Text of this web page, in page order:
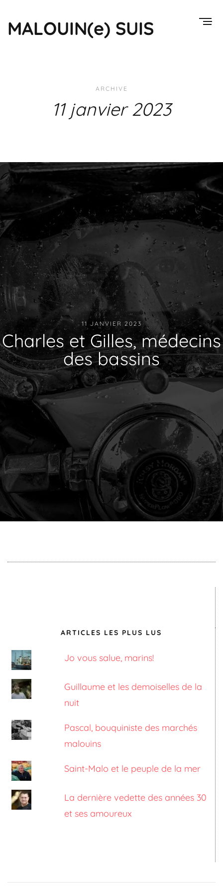
MALOUIN(e) SUIS
ARCHIVE
11 janvier 2023
11 JANVIER 2023
Charles et Gilles, médecins
des bassins
ARTICLES LES PLUS LUS
Jo vous salue, marins!
Guillaume et les demoiselles de la
nuit
Pascal, bouquiniste des marchés
malouins
Saint-Malo et le peuple de la mer
La dernière vedette des années 30
et ses amoureux